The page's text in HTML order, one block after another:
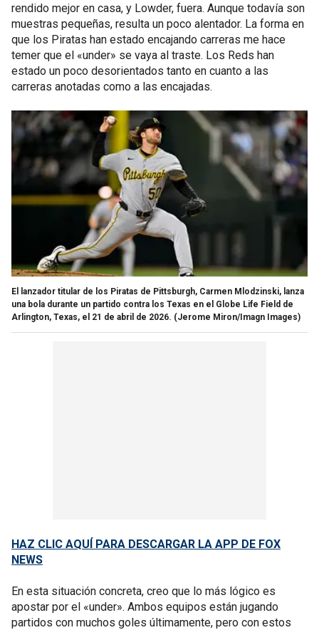
rendido mejor en casa, y Lowder, fuera. Aunque todavía son
muestras pequeñas, resulta un poco alentador. La forma en
que los Piratas han estado encajando carreras me hace
temer que el «under» se vaya al traste. Los Reds han
estado un poco desorientados tanto en cuanto a las
carreras anotadas como a las encajadas.
El lanzador titular de los Piratas de Pittsburgh, Carmen Mlodzinski, lanza
una bola durante un partido contra los Texas en el Globe Life Field de
Arlington, Texas, el 21 de abril de 2026. (Jerome Miron/Imagn Images)
HAZ CLIC AQUÍ PARA DESCARGAR LA APP DE FOX
NEWS
En esta situación concreta, creo que lo más lógico es
apostar por el «under». Ambos equipos están jugando
partidos con muchos goles últimamente, pero con estos